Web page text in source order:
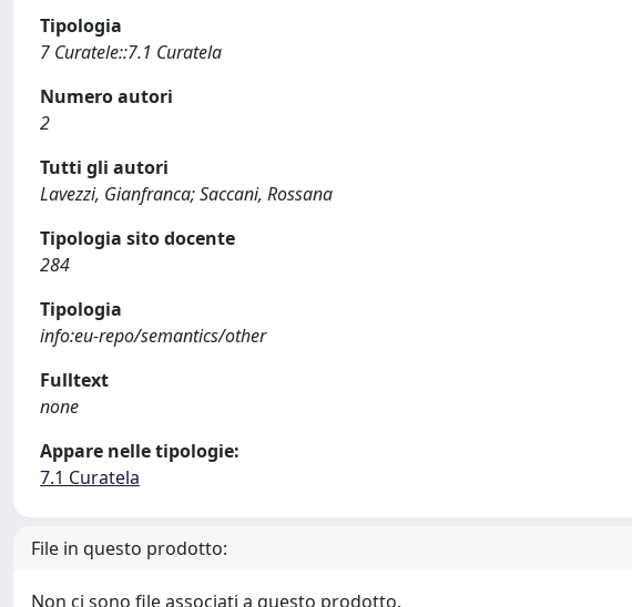
Tipologia
7 Curatele::7.1 Curatela
Numero autori
2
Tutti gli autori
Lavezzi, Gianfranca; Saccani, Rossana
Tipologia sito docente
284
Tipologia
info:eu-repo/semantics/other
Fulltext
none
Appare nelle tipologie:
7.1 Curatela
File in questo prodotto:
Non ci sono file associati a questo prodotto.